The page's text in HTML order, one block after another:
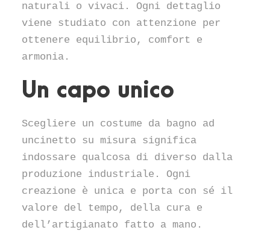
naturali o vivaci. Ogni dettaglio
viene studiato con attenzione per
ottenere equilibrio, comfort e
armonia.
Un capo unico
Scegliere un costume da bagno ad
uncinetto su misura significa
indossare qualcosa di diverso dalla
produzione industriale. Ogni
creazione è unica e porta con sé il
valore del tempo, della cura e
dell’artigianato fatto a mano.